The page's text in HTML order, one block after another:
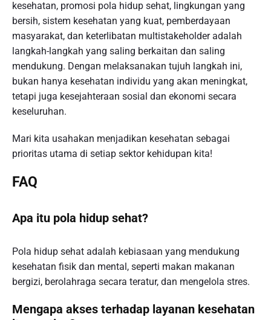
kesehatan, promosi pola hidup sehat, lingkungan yang
bersih, sistem kesehatan yang kuat, pemberdayaan
masyarakat, dan keterlibatan multistakeholder adalah
langkah-langkah yang saling berkaitan dan saling
mendukung. Dengan melaksanakan tujuh langkah ini,
bukan hanya kesehatan individu yang akan meningkat,
tetapi juga kesejahteraan sosial dan ekonomi secara
keseluruhan.
Mari kita usahakan menjadikan kesehatan sebagai
prioritas utama di setiap sektor kehidupan kita!
FAQ
Apa itu pola hidup sehat?
Pola hidup sehat adalah kebiasaan yang mendukung
kesehatan fisik dan mental, seperti makan makanan
bergizi, berolahraga secara teratur, dan mengelola stres.
Mengapa akses terhadap layanan kesehatan